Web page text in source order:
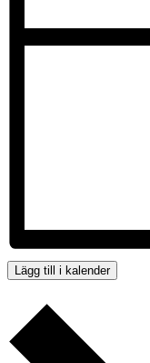
Lägg till i kalender